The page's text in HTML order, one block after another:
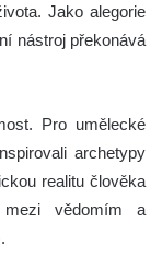
Jako alegorie
nástroj překonává
Pro umělecké
archetypy
realitu člověka
vědomím a